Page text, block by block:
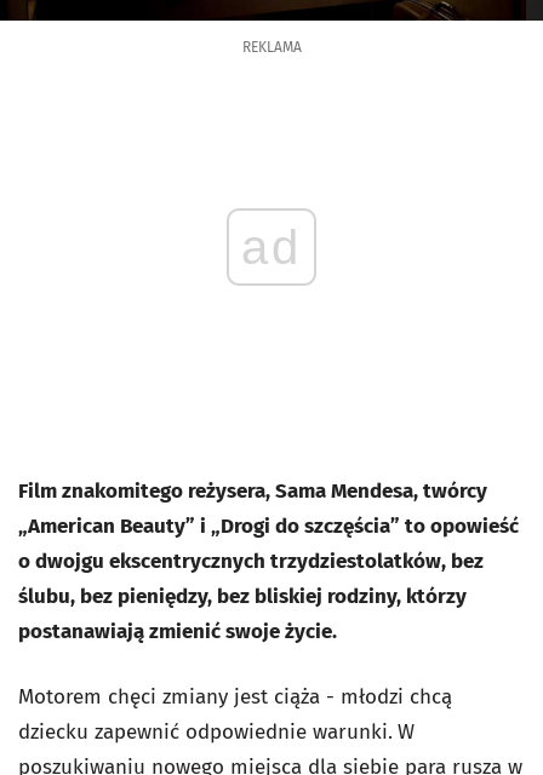
REKLAMA
ad
Film znakomitego reżysera, Sama Mendesa, twórcy
„American Beauty” i „Drogi do szczęścia” to opowieść
o dwojgu ekscentrycznych trzydziestolatków, bez
ślubu, bez pieniędzy, bez bliskiej rodziny, którzy
postanawiają zmienić swoje życie.
Motorem chęci zmiany jest ciąża - młodzi chcą
dziecku zapewnić odpowiednie warunki. W
poszukiwaniu nowego miejsca dla siebie para rusza w